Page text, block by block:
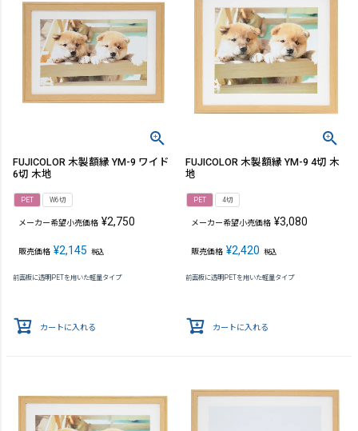
FUJICOLOR 木製額縁 YM-9 ワイド
6切 木地
PET W6切
メーカー希望小売価格 ¥2,750
販売価格 ¥2,145 税込
前面板に透明PETを用いた軽量タイプ
カートに入れる
FUJICOLOR 木製額縁 YM-9 4切 木
地
PET 4切
メーカー希望小売価格 ¥3,080
販売価格 ¥2,420 税込
前面板に透明PETを用いた軽量タイプ
カートに入れる